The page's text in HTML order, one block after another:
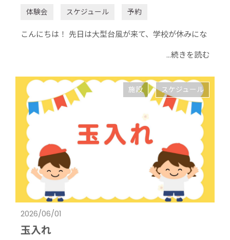
体験会 スケジュール 予約
こんにちは！ 先日は大型台風が来て、学校が休みにな
...続きを読む
2026/06/01
玉入れ
施設 スケジュール